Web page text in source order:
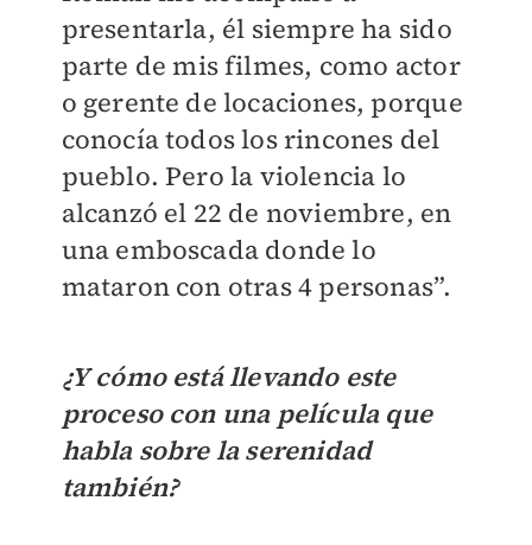
presentarla, él siempre ha sido
parte de mis filmes, como actor
o gerente de locaciones, porque
conocía todos los rincones del
pueblo. Pero la violencia lo
alcanzó el 22 de noviembre, en
una emboscada donde lo
mataron con otras 4 personas”.
¿Y cómo está llevando este
proceso con una película que
habla sobre la serenidad
también?